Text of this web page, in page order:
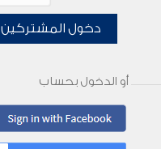
دخول المشتركين
أو الدخول بحساب